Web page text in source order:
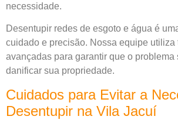
necessidade.
Desentupir redes de esgoto e água é
cuidado e precisão. Nossa equipe utiliza
avançadas para garantir que o
danificar sua propriedade.
Cuidados para Evitar a
Desentupir na Vila Jacuí